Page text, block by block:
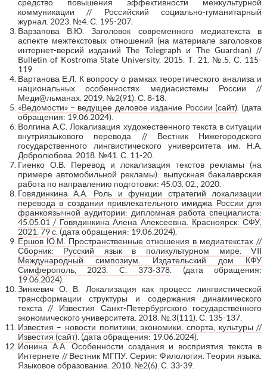
средство повышения эффективности межкультурной
коммуникации // Российский социально-гуманитарный
журнал. 2023. №4. С. 195-207.
Варзапова В.Ю. Заголовок современного медиатекста в
аспекте межтекстовых отношений (на материале заголовков
интернет-версий изданий The Telegraph и The Guardian) //
Bulletin of Kostroma State University. 2015. Т. 21. №.5. С. 115-
119.
Вартанова Е.Л. К вопросу о рамках теоретического анализа и
национальных особенностях медиасистемы России //
Меди@льманах. 2019. №2(91). С. 8-18.
«Ведомости» – ведущее деловое издание России (сайт). (дата
обращения: 19.06.2024).
Волгина А.С. Локализация художественного текста в ситуации
внутриязыкового перевода // Вестник Нижегородского
государственного лингвистического университета им. Н.А.
Добролюбова. 2018. №41. С. 11-20.
Гиенко О.В. Перевод и локализация текстов рекламы (на
примере автомобильной рекламы): выпускная бакалаврская
работа по направлению подготовки: 45.03. 02., 2020.
Говядинкина А.А. Роль и функции стратегий локализации
перевода в создании привлекательного имиджа России для
франкоязычной аудитории: дипломная работа специалиста:
45.05.01 / Говядинкина Алена Алексеевна. Красноярск: СФУ,
2021. 79 с. (дата обращения: 19.06.2024).
Ершов Ю.М. Пространственные отношения в медиатекстах //
Сборник: Русский язык в поликультурном мире. VII
Международный симпозиум. Издательский дом КФУ
Симферополь, 2023. C. 373-378. (дата обращения:
19.06.2024).
Зинкевич О. В. Локализация как процесс лингвистической
трансформации структуры и содержания динамического
текста // Известия Санкт-Петербургского государственного
экономического университета. 2018. №.3(111). С. 135-137.
Известия – новости политики, экономики, спорта, культуры //
Известия (сайт). (дата обращения: 19.06.2024).
Ионина А.А. Особенности создания и восприятия текста в
Интернете // Вестник МГПУ. Серия: Филология. Теория языка.
Языковое образование. 2010. №2(6). С. 33-39.